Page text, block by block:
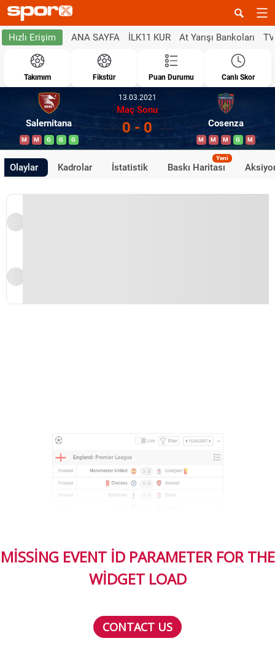
Hızlı Erişim ANA SAYFA İLK11 KUR At Yarışı Bankoları
Takımım Fikstür Puan Durumu Canlı Skor
Salernitana
M M G G G
13.03.2021
Maç Sonu
0 - 0 Cosenza
M M M G M
Olaylar Kadrolar İstatistik Baskı Haritası
Yeni
MISSING EVENT ID PARAMETER FOR THE
WIDGET LOAD
CONTACT US